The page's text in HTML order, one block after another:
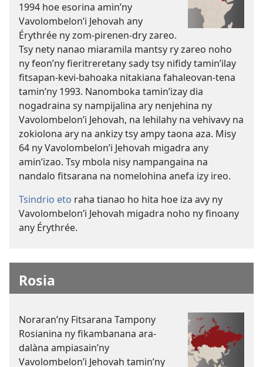
1994 hoe esorina amin’ny
Vavolombelon’i Jehovah any
Érythrée ny zom-pirenen-dry zareo.
Tsy nety nanao miaramila mantsy ry zareo noho
ny feon’ny fieritreretany sady tsy nifidy tamin’ilay
fitsapan-kevi-bahoaka nitakiana fahaleovan-tena
tamin’ny 1993. Nanomboka tamin’izay dia
nogadraina sy nampijalina ary nenjehina ny
Vavolombelon’i Jehovah, na lehilahy na vehivavy na
zokiolona ary na ankizy tsy ampy taona aza. Misy
64 ny Vavolombelon’i Jehovah migadra any
amin’izao. Tsy mbola nisy nampangaina na
nandalo fitsarana na nomelohina anefa izy ireo.
Tsindrio eto raha tianao ho hita hoe iza avy ny
Vavolombelon’i Jehovah migadra noho ny finoany
any Érythrée.
Rosia
Noraran’ny Fitsarana Tampony
Rosianina ny fikambanana ara-
dalàna ampiasain’ny
Vavolombelon’i Jehovah tamin’ny